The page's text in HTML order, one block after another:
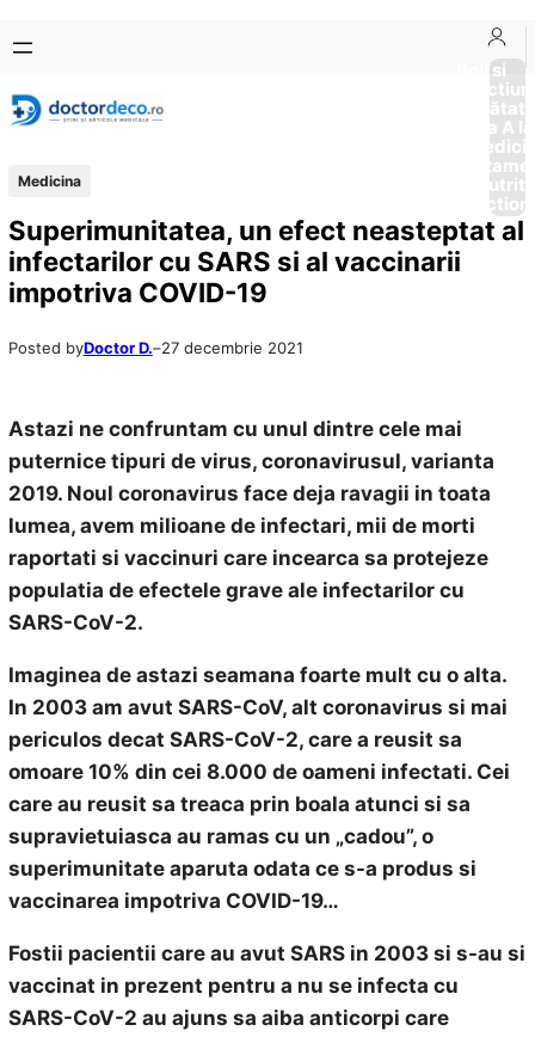
conținut
content
Boli si
Afectiuni
Sănătate
de la A
Medicina
Superimunitatea, un efect neasteptat al
infectarilor cu SARS si al vaccinarii
impotriva COVID-19
Posted byDoctor D.–27 decembrie 2021
Astazi ne confruntam cu unul dintre cele mai
puternice tipuri de virus, coronavirusul, varianta
2019. Noul coronavirus face deja ravagii in toata
lumea, avem milioane de infectari, mii de morti
raportati si vaccinuri care incearca sa protejeze
populatia de efectele grave ale infectarilor cu
SARS-CoV-2.
Imaginea de astazi seamana foarte mult cu o alta.
In 2003 am avut SARS-CoV, alt coronavirus si mai
periculos decat SARS-CoV-2, care a reusit sa
omoare 10% din cei 8.000 de oameni infectati. Cei
care au reusit sa treaca prin boala atunci si sa
supravietuiasca au ramas cu un „cadou”, o
superimunitate aparuta odata ce s-a produs si
vaccinarea impotriva COVID-19…
Fostii pacientii care au avut SARS in 2003 si s-au si
vaccinat in prezent pentru a nu se infecta cu
SARS-CoV-2 au ajuns sa aiba anticorpi care